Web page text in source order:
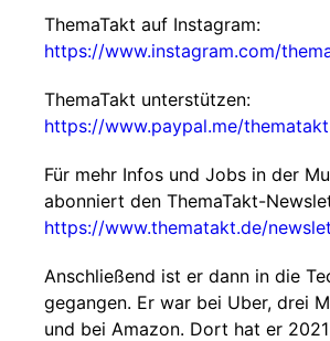
ThemaTakt auf Instagram:
https://www.instagram.com/
ThemaTakt unterstützen:
https://www.paypal.me/thematakt
Für mehr Infos und Jobs in der
abonniert den ThemaTakt-
https://www.thematakt.de/
Anschließend ist er dann in die
gegangen. Er war bei Uber, drei
und bei Amazon. Dort hat er